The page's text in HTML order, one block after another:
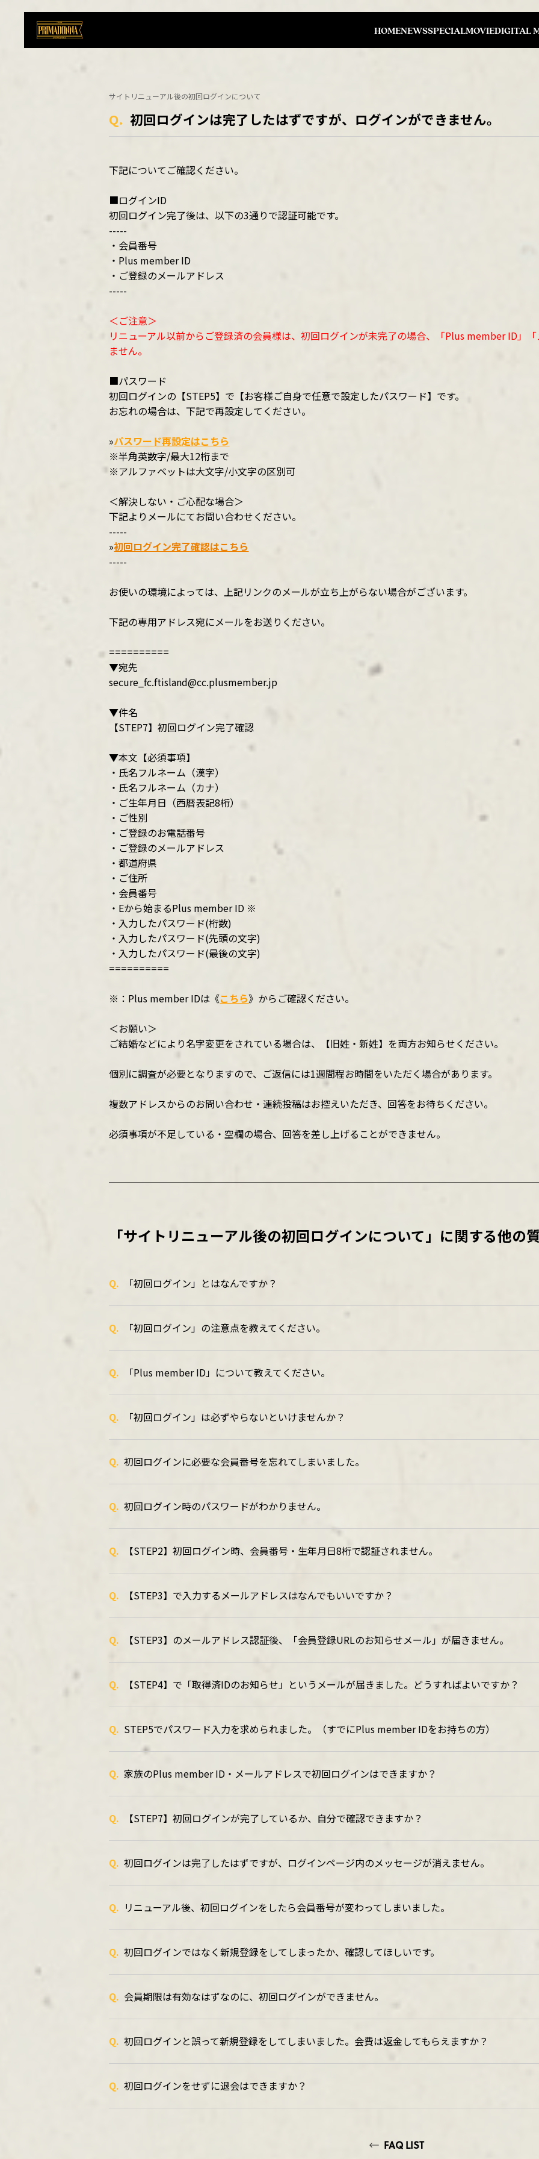
HOMENEWSSPECIALMOVIEDIGITAL
サイトリニューアル後の初回ログインについて
Q. 初回ログインは完了したはずですが、ログインができません。
下記についてご確認ください。
■ログインID
初回ログイン完了後は、以下の3通りで認証可能です。
-----
・会員番号
・Plus member ID
・ご登録のメールアドレス
-----
＜ご注意＞
リニューアル以前からご登録済の会員様は、初回ログインが未完了の場合、「Plus member ID」
ません。
■パスワード
初回ログインの【STEP5】で【お客様ご自身で任意で設定したパスワード】です。
お忘れの場合は、下記で再設定してください。
»パスワード再設定はこちら
※半角英数字/最大12桁まで
※アルファベットは大文字/小文字の区別可
＜解決しない・ご心配な場合＞
下記よりメールにてお問い合わせください。
-----
»初回ログイン完了確認はこちら
-----
お使いの環境によっては、上記リンクのメールが立ち上がらない場合がございます。
下記の専用アドレス宛にメールをお送りください。
==========
▼宛先
secure_fc.ftisland@cc.plusmember.jp
▼件名
【STEP7】初回ログイン完了確認
▼本文【必須事項】
・氏名フルネーム（漢字）
・氏名フルネーム（カナ）
・ご生年月日（西暦表記8桁）
・ご性別
・ご登録のお電話番号
・ご登録のメールアドレス
・都道府県
・ご住所
・会員番号
・Eから始まるPlus member ID ※
・入力したパスワード(桁数)
・入力したパスワード(先頭の文字)
・入力したパスワード(最後の文字)
==========
※：Plus member IDは《こちら》からご確認ください。
＜お願い＞
ご結婚などにより名字変更をされている場合は、【旧姓・新姓】を両方お知らせください。
個別に調査が必要となりますので、ご返信には1週間程お時間をいただく場合があります。
複数アドレスからのお問い合わせ・連続投稿はお控えいただき、回答をお待ちください。
必須事項が不足している・空欄の場合、回答を差し上げることができません。
「サイトリニューアル後の初回ログインについて」に関する他の
Q. 「初回ログイン」とはなんですか？
Q. 「初回ログイン」の注意点を教えてください。
Q. 「Plus member ID」について教えてください。
Q. 「初回ログイン」は必ずやらないといけませんか？
Q. 初回ログインに必要な会員番号を忘れてしまいました。
Q. 初回ログイン時のパスワードがわかりません。
Q. 【STEP2】初回ログイン時、会員番号・生年月日8桁で認証されません。
Q. 【STEP3】で入力するメールアドレスはなんでもいいですか？
Q. 【STEP3】のメールアドレス認証後、「会員登録URLのお知らせメール」が届きません。
Q. 【STEP4】で「取得済IDのお知らせ」というメールが届きました。どうすればよいですか？
Q. STEP5でパスワード入力を求められました。（すでにPlus member IDをお持ちの方）
Q. 家族のPlus member ID・メールアドレスで初回ログインはできますか？
Q. 【STEP7】初回ログインが完了しているか、自分で確認できますか？
Q. 初回ログインは完了したはずですが、ログインページ内のメッセージが消えません。
Q. リニューアル後、初回ログインをしたら会員番号が変わってしまいました。
Q. 初回ログインではなく新規登録をしてしまったか、確認してほしいです。
Q. 会員期限は有効なはずなのに、初回ログインができません。
Q. 初回ログインと誤って新規登録をしてしまいました。会費は返金してもらえますか？
Q. 初回ログインをせずに退会はできますか？
FAQ LIST